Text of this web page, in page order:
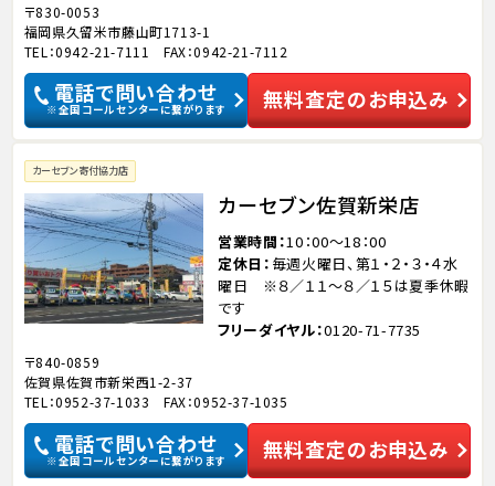
〒830-0053
福岡県久留米市藤山町1713-1
TEL：0942-21-7111 FAX：0942-21-7112
電話で問い合わせ
※全国コールセンターに繋がります 無料査定のお申込み
カーセブン寄付協力店
カーセブン佐賀新栄店
営業時間 10：00～18：00
定休日
毎週火曜日、第１・２・３・４水
曜日 ※８／１１～８／１５は夏季休暇
です
フリーダイヤル 0120-71-7735
〒840-0859
佐賀県佐賀市新栄西1-2-37
TEL：0952-37-1033 FAX：0952-37-1035
電話で問い合わせ
※全国コールセンターに繋がります 無料査定のお申込み